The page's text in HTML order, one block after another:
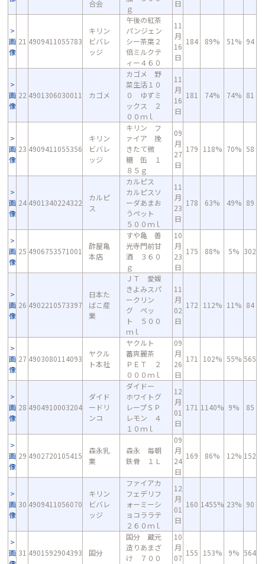
合会
ｇ
日
画
像
21 4909411055783
キリン
ビバレ
ッジ
午後の紅茶
パンジェン
シー茶葉２
倍ミルクテ
ィー４６０
11
月
16
日
184 89% 51% 94
画
像
22 4901306030011 カゴメ
カゴメ 野
菜生活１０
０ ゆずミ
ックス ２
００ｍｌ
11
月
16
日
181 74% 74% 81
画
像
23 4909411055356
キリン
ビバレ
ッジ
キリン フ
ァイア 挽
きたて微
糖 缶 １
８５ｇ
09
月
27
日
179 118% 70% 58
画
像
24 4901340224322
カルピ
ス
カルピス
カルピスソ
ーダあまお
うペット
５００ｍｌ
11
月
23
日
178 63% 49% 89
画
像
25 4906753571001
酢屋亀
本店
すや亀 善
光寺門前甘
酒 ３６０
ｇ
10
月
23
日
175 88% 5% 302
画
像
26 4902210573397
日本た
ばこ産
業
ＪＴ 愛媛
きよみスパ
ークリン
グ ペッ
ト ５００
ｍｌ
11
月
02
日
172 112% 11% 84
画
像
27 4903080114093
ヤクル
ト本社
ヤクルト
蕃爽麗茶
ＰＥＴ ２
０００ｍｌ
09
月
26
日
171 102% 55% 565
画
像
28 4904910003204
ダイド
ードリ
ンコ
ダイドー
ホワイトグ
レープＳＰ
レモン ４
１０ｍｌ
12
月
01
日
171 1140% 9% 85
画
像
29 4902720105415
森永乳
業
森永 毎朝
鉄骨 １Ｌ
09
月
24
日
169 86% 12% 152
画
像
30 4909411056070
キリン
ビバレ
ッジ
ファイアカ
フェデリフ
ォーミーシ
ョコララテ
２６０ｍｌ
12
月
01
日
160 1455% 23% 90
画 31 4901592904393 国分
国分 蔵元
造りあまざ
け ７００
10
月
07
155 153% 9% 564